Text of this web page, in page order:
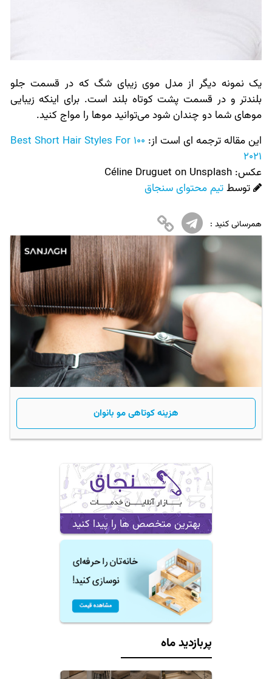
یک نمونه دیگر از مدل موی زیبای شگ که در قسمت جلو
بلندتر و در قسمت پشت کوتاه بلند است. برای اینکه زیبایی
موهای شما دو چندان شود می‌توانید موها را مواج کنید.
این مقاله ترجمه ای است از:
100 Best Short Hair Styles For
2021
عکس:‌ Céline Druguet on Unsplash
توسطتیم محتوای سنجاق
همرسانی کنید :
هزینه کوتاهی مو بانوان
بهترین متخصص ها را پیدا کنید
پربازدید ماه